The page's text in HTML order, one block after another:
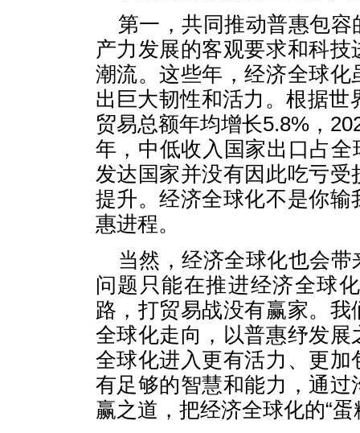
第一，共同推动普惠包
产力发展的客观要求和科
潮流。这些年，经济全球
出巨大韧性和活力。根据
贸易总额年均增长5.8%，
年，中低收入国家出口占
发达国家并没有因此吃亏
提升。经济全球化不是你
惠进程。
当然，经济全球化也会
问题只能在推进经济全球
路，打贸易战没有赢家。
全球化走向，以普惠纾发
全球化进入更有活力、更
有足够的智慧和能力，通
赢之道，把经济全球化的“